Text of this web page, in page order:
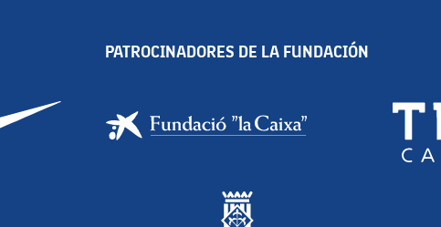
PATROCINADORES DE LA FUNDACIÓN